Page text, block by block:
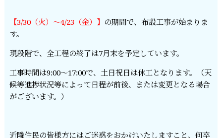
【3/30（火）～4/23（金）】
の期間で、布設工事が始まりま
す。
現段階で、全工程の終了は7月末を予定しています。
工事時間は9:00～17:00で、土日祝日は休工となります。（天
候等進捗状況等によって日程が前後、または変更となる場合
がございます。）
近隣住民の皆様方にはご迷惑をおかけいたしますこと、何卒